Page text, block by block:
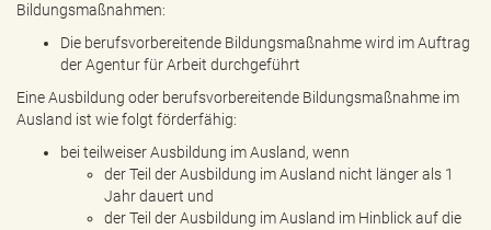
Bildungsmaßnahmen:
Die berufsvorbereitende Bildungsmaßnahme wird im Auftrag
der Agentur für Arbeit durchgeführt
Eine Ausbildung oder berufsvorbereitende Bildungsmaßnahme im
Ausland ist wie folgt förderfähig:
bei teilweiser Ausbildung im Ausland, wenn
der Teil der Ausbildung im Ausland nicht länger als 1
Jahr dauert und
der Teil der Ausbildung im Ausland im Hinblick auf die